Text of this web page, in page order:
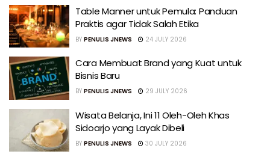
Table Manner untuk Pemula: Panduan
Praktis agar Tidak Salah Etika
BY PENULIS JNEWS 24 JULY 2026
Cara Membuat Brand yang Kuat untuk
Bisnis Baru
BY PENULIS JNEWS 29 JULY 2026
Wisata Belanja, Ini 11 Oleh-Oleh Khas
Sidoarjo yang Layak Dibeli
BY PENULIS JNEWS 30 JULY 2026